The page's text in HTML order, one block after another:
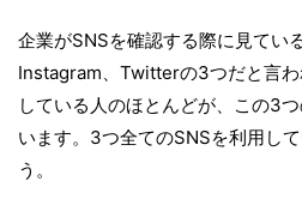
企業がSNSを確認する際に見てい
Instagram、Twitterの3つだと言
している人のほとんどが、この3
います。3つ全てのSNSを利用し
う。